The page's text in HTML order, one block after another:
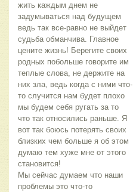
жить каждым днем не
задумываться над будущем
ведь так все-равно не выйдет
судьба обманчива. Главное
цените жизнь! Берегите своих
родных побольше говорите им
теплые слова, не держите на
них зла, ведь когда с ними что-
то случится нам будет плохо
мы будем себя ругать за то
что так относились раньше. Я
вот так боюсь потерять своих
близких чем больше я об этом
думаю тем хуже мне от этого
становится!
Мы сейчас думаем что наши
проблемы это что-то